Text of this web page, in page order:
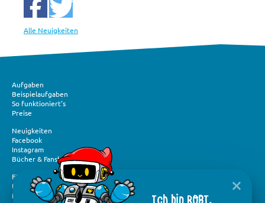
Alle Neuigkeiten
Aufgaben
Beispielaufgaben
So funktioniert's
Preise
Neuigkeiten
Facebook
Instagram
Bücher & Fanshop
Förderung und Spenden
Über „Mathe im Advent“
Medien und Presse